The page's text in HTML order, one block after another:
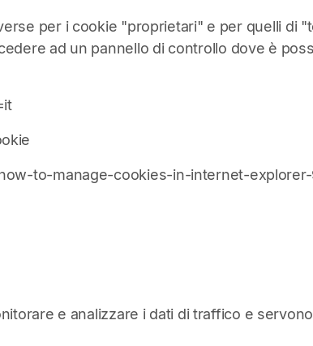
per i cookie "proprietari" e per quelli di
ad un pannello di controllo dove è
to-manage-cookies-in-internet-
e analizzare i dati di traffico e